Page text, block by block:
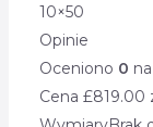
10×50
Opinie
Oceniono 0
Cena £819.00